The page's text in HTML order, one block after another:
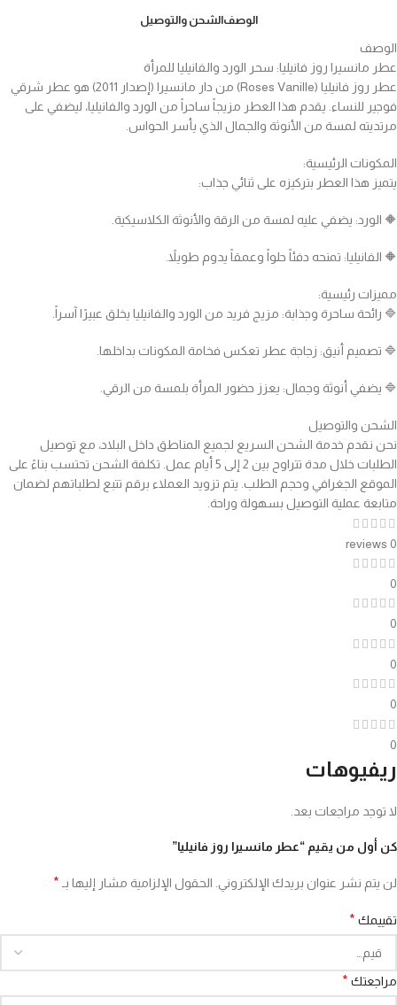
الوصفالشحن والتوصيل
الوصف
عطر مانسيرا روز فانيليا: سحر الورد والفانيليا للمرأة
عطر روز فانيليا (Roses Vanille) من دار مانسيرا (إصدار 2011) هو عطر شرقي
فوجير للنساء. يقدم هذا العطر مزيجاً ساحراً من الورد والفانيليا، ليضفي على
مرتديته لمسة من الأنوثة والجمال الذي يأسر الحواس.
المكونات الرئيسية:
يتميز هذا العطر بتركيزه على ثنائي جذاب:
🔶️ الورد: يضفي عليه لمسة من الرقة والأنوثة الكلاسيكية.
🔶️ الفانيليا: تمنحه دفئاً حلواً وعمقاً يدوم طويلاً.
مميزات رئيسية:
🔷️ رائحة ساحرة وجذابة: مزيج فريد من الورد والفانيليا يخلق عبيرًا آسراً.
🔷️ تصميم أنيق: زجاجة عطر تعكس فخامة المكونات بداخلها.
🔷️ يضفي أنوثة وجمال: يعزز حضور المرأة بلمسة من الرقي.
الشحن والتوصيل
نحن نقدم خدمة الشحن السريع لجميع المناطق داخل البلاد، مع توصيل
الطلبات خلال مدة تتراوح بين 2 إلى 5 أيام عمل. تكلفة الشحن تحتسب بناءً على
الموقع الجغرافي وحجم الطلب. يتم تزويد العملاء برقم تتبع لطلباتهم لضمان
متابعة عملية التوصيل بسهولة وراحة.
0 reviews
0
0
0
0
0
ريفيوهات
لا توجد مراجعات بعد.
كن أول من يقيم “عطر مانسيرا روز فانيليا”
لن يتم نشر عنوان بريدك الإلكتروني. الحقول الإلزامية مشار إليها بـ *
تقييمك *
مراجعتك *